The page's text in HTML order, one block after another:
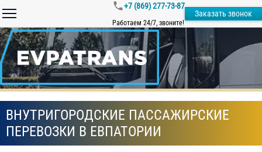
+7 (869) 277-73-87
Работаем 24/7, звоните!
Заказать звонок
ВНУТРИГОРОДСКИЕ ПАССАЖИРСКИЕ
ПЕРЕВОЗКИ В ЕВПАТОРИИ